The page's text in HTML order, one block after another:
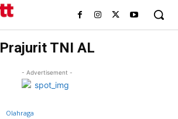
Prajurit TNI AL
- Advertisement -
Olahraga